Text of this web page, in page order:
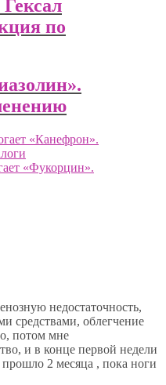
по
«Канефрон».
«Фукорцин».
недостаточность,
средствами, облегчение
потом мне
и в конце первой недели
прошло 2 месяца , пока ноги